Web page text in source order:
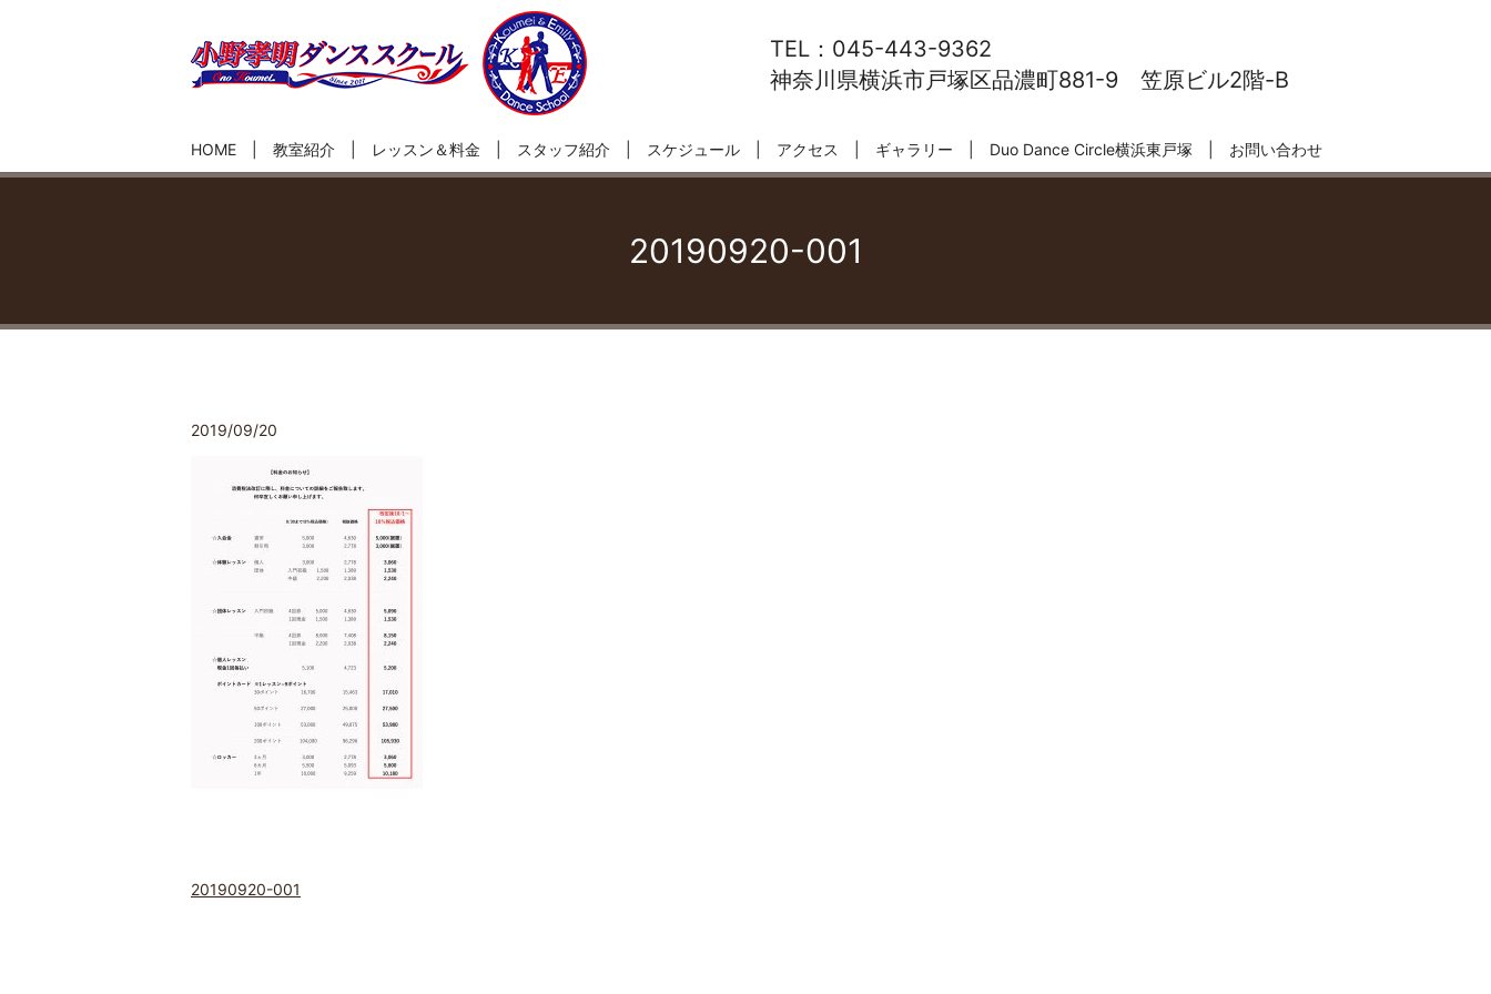
TEL：045-443-9362
神奈川県横浜市戸塚区品濃町881-9 笠原ビル2階-B
HOME 教室紹介 レッスン＆料金 スタッフ紹介 スケジュール アクセス ギャラリー Duo Dance Circle横浜東戸塚 お問い合わせ
20190920-001
2019/09/20
20190920-001